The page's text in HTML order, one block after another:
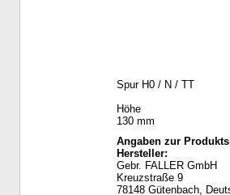
Spur H0 / N / TT
Höhe
130 mm
Angaben zur
Hersteller:
Gebr. FALLER GmbH
Kreuzstraße 9
78148 Gütenbach,